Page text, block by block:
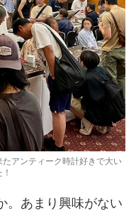
アンティーク時計好きで大い
。あまり興味がない